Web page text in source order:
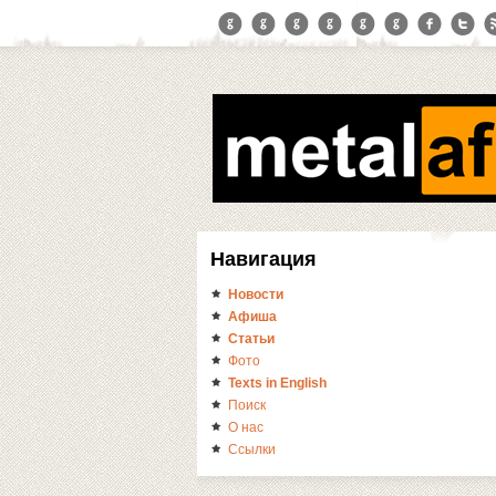
Навигация
Новости
Афиша
Статьи
Фото
Texts in English
Поиск
О нас
Ссылки